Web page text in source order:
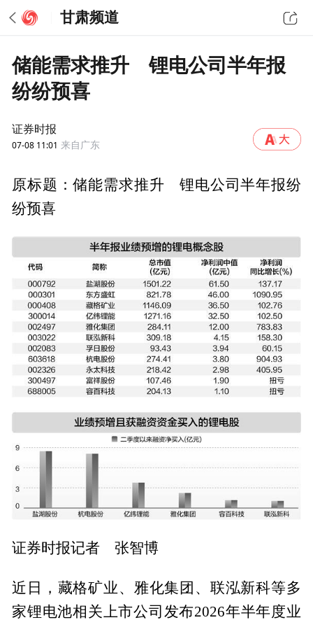
甘肃频道
储能需求推升 锂电公司半年报
纷纷预喜
证券时报
07-08 11:01 来自广东
原标题：储能需求推升 锂电公司半年报纷
纷预喜
证券时报记者 张智博
近日，藏格矿业、雅化集团、联泓新科等多
家锂电池相关上市公司发布2026年半年度业